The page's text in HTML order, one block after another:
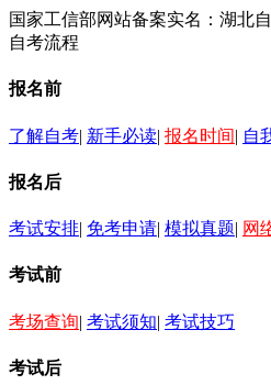
国家工信部网站备案实名：湖北
自考流程
报名前
了解自考| 新手必读| 报名时间| 自
报名后
考试安排| 免考申请| 模拟真题| 网
考试前
考场查询| 考试须知| 考试技巧
考试后